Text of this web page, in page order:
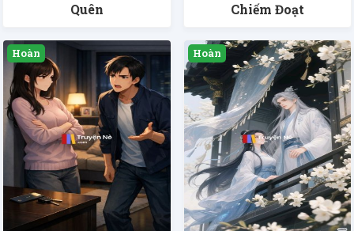
Quên
Chiếm Đoạt